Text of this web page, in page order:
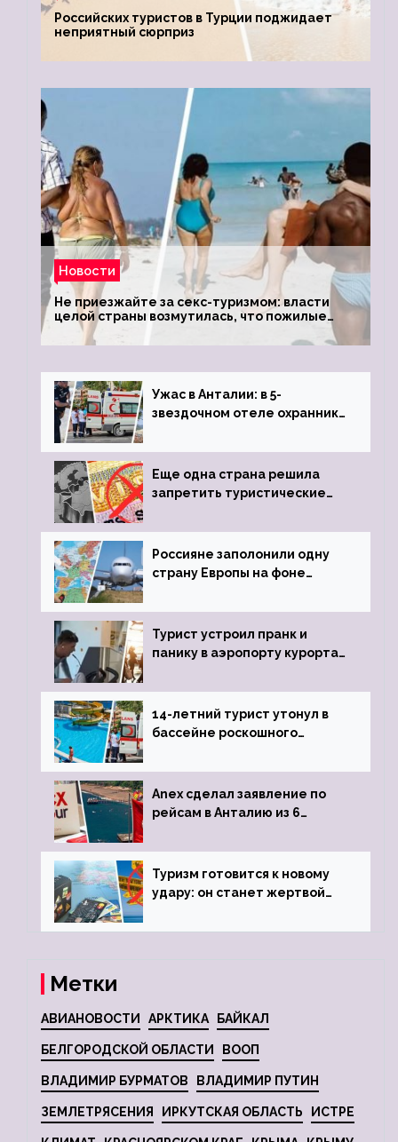
Российских туристов в Турции поджидает
неприятный сюрприз
Новости
Не приезжайте за секс-туризмом: власти
целой страны возмутилась, что пожилые
туристки массово едут к ним, чтобы
обзавестись молодыми любовниками
Ужас в Анталии: в 5-
звездочном отеле охранник
пистолета
Еще одна страна решила
запретить туристические
Россияне заполонили одну
страну Европы на фоне
виз
Турист устроил пранк и
панику в аэропорту курорта,
задержке рейса
14-летний турист утонул в
бассейне роскошного
Anex сделал заявление по
рейсам в Анталию из 6
Туризм готовится к новому
удару: он станет жертвой
Метки
АВИАНОВОСТИ АРКТИКА БАЙКАЛ
БЕЛГОРОДСКОЙ ОБЛАСТИ ВООП
ВЛАДИМИР БУРМАТОВ ВЛАДИМИР ПУТИН
ЗЕМЛЕТРЯСЕНИЯ ИРКУТСКАЯ ОБЛАСТЬ ИСТРЕ